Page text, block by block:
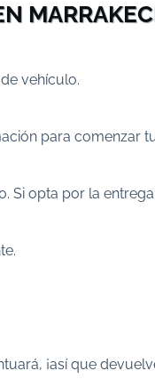
vehículo.
para comenzar
opta por la
¡así que